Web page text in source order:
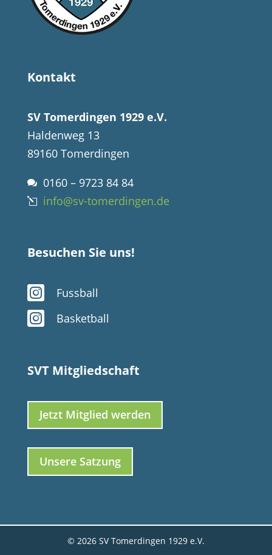
Kontakt
SV Tomerdingen 1929 e.V.
Haldenweg 13
89160 Tomerdingen
 0160 – 9723 84 84
l info@sv-tomerdingen.de
Besuchen Sie uns!
 Fussball
 Basketball
SVT Mitgliedschaft
Jetzt Mitglied werden
Unsere Satzung
© 2026 SV Tomerdingen 1929 e.V.